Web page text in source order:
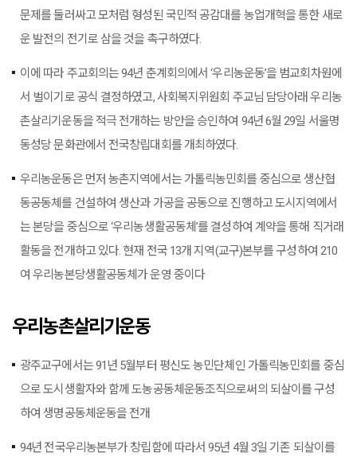
문제를 둘러싸고 모처럼 형성된 국민적 공감대를 농업개혁을 통한 새로
운 발전의 전기로 삼을 것을 촉구하였다.
이에 따라 주교회의는 94년 춘계회의에서 ‘우리농운동’을 범교회차원에
서 벌이기로 공식 결정하였고, 사회복지위원회 주교님 담당아래 우리농
촌살리기운동을 적극 전개하는 방안을 승인하여 94년 6월 29일 서울명
동성당 문화관에서 전국창립대회를 개최하였다.
우리농운동은 먼저 농촌지역에서는 가톨릭농민회를 중심으로 생산협
동공동체를 건설하여 생산과 가공을 공동으로 진행하고 도시지역에서
는 본당을 중심으로 ‘우리농생활공동체’를 결성하여 계약을 통해 직거래
활동을 전개하고 있다. 현재 전국 13개 지역(교구)본부를 구성하여 210
여 우리농본당생활공동체가 운영 중이다
우리농촌살리기운동
광주교구에서는 91년 5월부터 평신도 농민단체인 가톨릭농민회를 중심
으로 도시생활자와 함께 도농공동체운동조직으로써의 되살이를 구성
하여 생명공동체운동을 전개
94년 전국우리농본부가 창립함에 따라서 95년 4월 3일 기존 되살이를